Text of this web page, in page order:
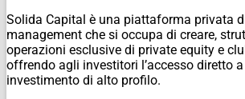
Solida Capital è una piattaforma privata
management che si occupa di creare,
operazioni esclusive di private equity e
offrendo agli investitori l’accesso diretto
investimento di alto profilo.